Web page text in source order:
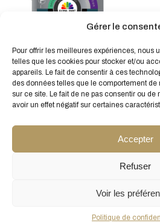
Gérer le
Pour offrir les meilleures expériences, nous
telles que les cookies pour stocker et/ou
appareils. Le fait de consentir à ces
des données telles que le comportement
sur ce site. Le fait de ne pas consentir ou
avoir un effet négatif sur certaines
Accepter
Refuser
Voir les
Politique de
Pour le
Ce
produit
a
plusieurs
variations.
Les
peuvent
être
choisies
page
produit
PU TOP FINISH La finition
résistante aux rayures et à
l’usure
À partir de34,91 € HT
À